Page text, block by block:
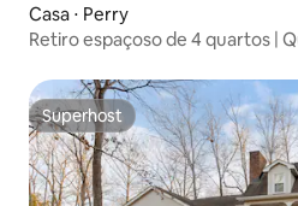
Casa ⋅ Perry
Retiro espaçoso de 4 quartos |
Superhost
Superhost